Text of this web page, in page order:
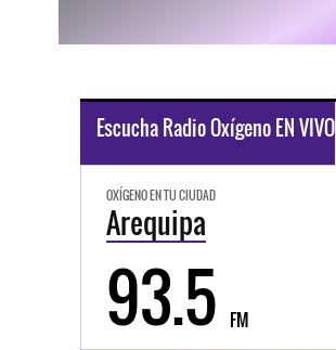
Escucha Radio Oxígeno EN VIVO
OXÍGENO EN TU CIUDAD
Arequipa
93.5 FM